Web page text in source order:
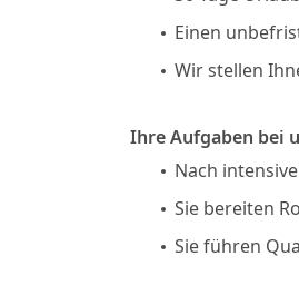
Einen
Wir stellen
Ihre Aufgaben bei
Nach
Sie bereiten
Sie führen